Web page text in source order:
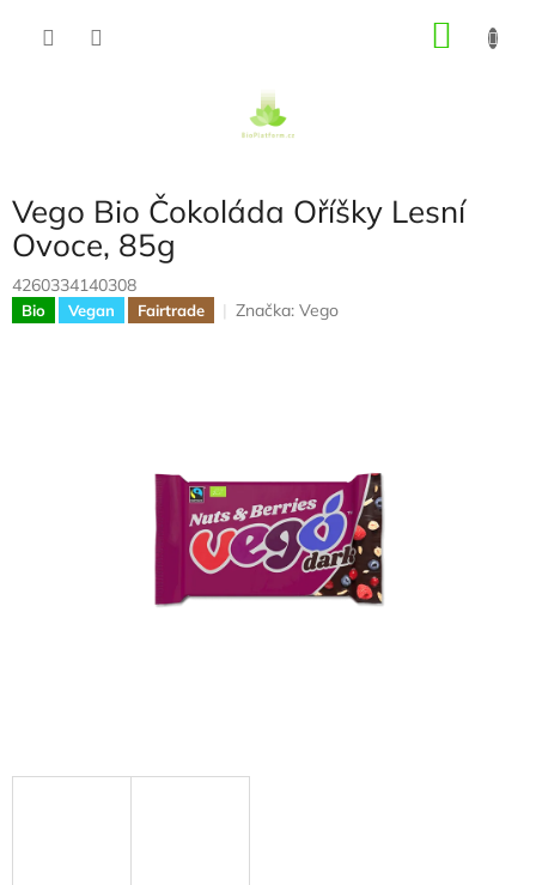
Vego Bio Čokoláda Oříšky Lesní
Ovoce, 85g
4260334140308
Bio Vegan Fairtrade Značka: Vego